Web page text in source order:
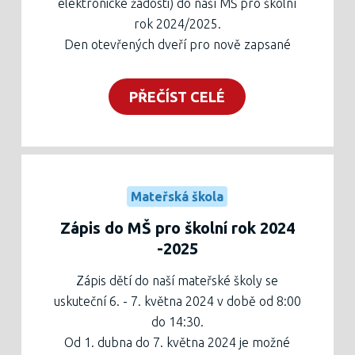
elektronické žádosti) do naší MŠ pro školní
rok 2024/2025.
Den otevřených dveří pro nově zapsané
zapsaných dětí
zde
PŘEČÍST CELÉ
Mateřská škola
Zápis do MŠ pro školní rok 2024
-2025
Zápis dětí do naší mateřské školy se
uskuteční 6. - 7. května 2024 v době od 8:00
do 14:30.
Od 1. dubna do 7. května 2024 je možné